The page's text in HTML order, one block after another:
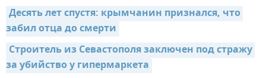
Десять лет спустя: крымчанин признался, что
забил отца до смерти
Строитель из Севастополя заключен под стражу
за убийство у гипермаркета